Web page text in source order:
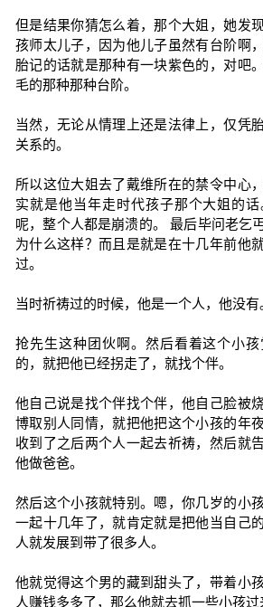
但是结果你猜怎么着，那个大姐，她发
孩师太儿子，因为他儿子虽然有台阶啊
胎记的话就是那种有一块紫色的，对吧
毛的那种那种台阶。
当然，无论从情理上还是法律上，仅凭
关系的。
所以这位大姐去了戴维所在的禁令中心
实就是他当年走时代孩子那个大姐的
呢，整个人都是崩溃的。 最后毕问老乞
为什么这样？而且是就是在十几年前他
过。
当时祈祷过的时候，他是一个人，他没有
抢先生这种团伙啊。然后看着这个小
的，就把他已经拐走了，就找个伴。
他自己说是找个伴找个伴，他自己脸被
博取别人同情，就把他把这个小孩的年
收到了之后两个人一起去祈祷，然后就
他做爸爸。
然后这个小孩就特别。嗯，你几岁的小
一起十几年了，就肯定就是把他当自己
人就发展到带了很多人。
他就觉得这个男的藏到甜头了，带着小
人赚钱多多了，那么他就去抓一些小孩过